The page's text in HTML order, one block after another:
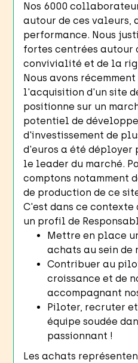
Nos 6000
autour de ces valeurs,
performance. Nous
fortes centrées autour
convivialité et de la
Nous avons
l'acquisition d'un site
positionne sur un
potentiel de
d'investissement de
d'euros a été déployer
le leader du marché.
comptons notamment
de production de ce
C'est dans ce contexte
un profil de
Mettre en place
achats au sein de
Contribuer au
croissance et de
accompagnant
Piloter, recruter
équipe soudée
passionnant !
Les achats